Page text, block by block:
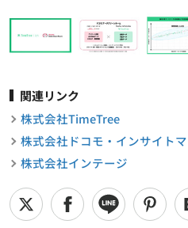
関連リンク
株式会社TimeTree
株式会社ドコモ・インサイト
株式会社インテージ